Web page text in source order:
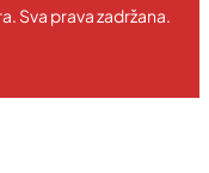
Sva prava zadržana.